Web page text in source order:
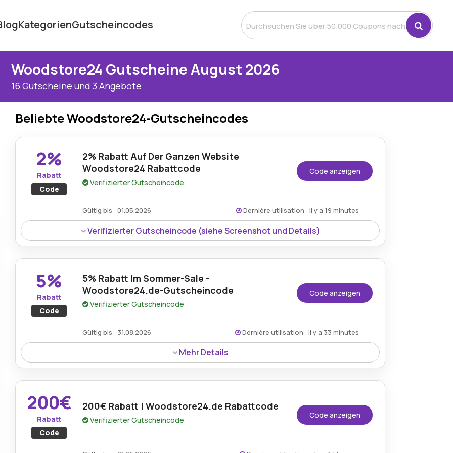
KategorienGutscheincodes
Woodstore24 Gutscheine August 2026
16 Gutscheine und 3 Angebote
Beliebte Woodstore24-Gutscheincodes
2%
Rabatt
Code
2% Rabatt Auf Der Ganzen Website
Woodstore24 Rabattcode
Verifizierter Gutscheincode
Code anzeigen
Gültig bis : 01.05.2026 Dernière utilisation : il y a 19 minutes
Verifizierter Gutscheincode (siehe Screenshot und Details)
5%
Rabatt
Code
5% Rabatt Im Sommer-Sale -
Woodstore24.de-Gutscheincode
Verifizierter Gutscheincode
Code anzeigen
Gültig bis : 31.08.2026 Dernière utilisation : il y a 33 minutes
Mehr Details
Heimwerkerprodukte.
Mindestkaufbetrag:Bestellen sie über 1000€
Berechtigung:
200€
Rabatt
Code
200€ Rabatt | Woodstore24.de Rabattcode
Verifizierter Gutscheincode
Code anzeigen